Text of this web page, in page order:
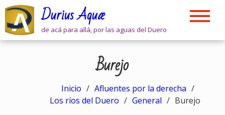
Skip
content
Durius Aquæ
de acá para allá, por las aguas del Duero
Burejo
Inicio
Afluentes por la derecha
Los ríos del Duero
General Burejo